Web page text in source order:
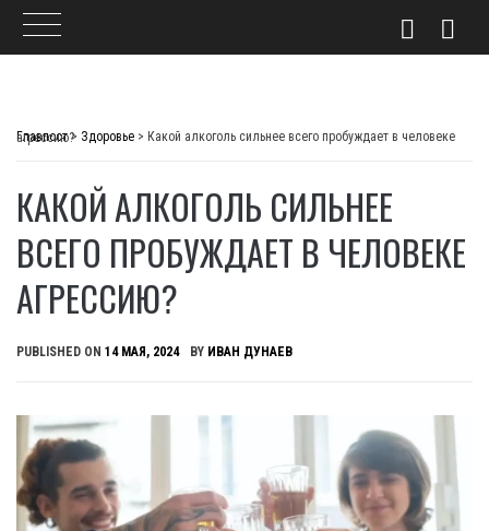
Главпост> Здоровье >
Какой алкоголь сильнее всего пробуждает в человеке агрессию?
КАКОЙ АЛКОГОЛЬ СИЛЬНЕЕ
ВСЕГО ПРОБУЖДАЕТ В ЧЕЛОВЕКЕ
АГРЕССИЮ?
PUBLISHED ON 14 МАЯ, 2024 BY ИВАН ДУНАЕВ